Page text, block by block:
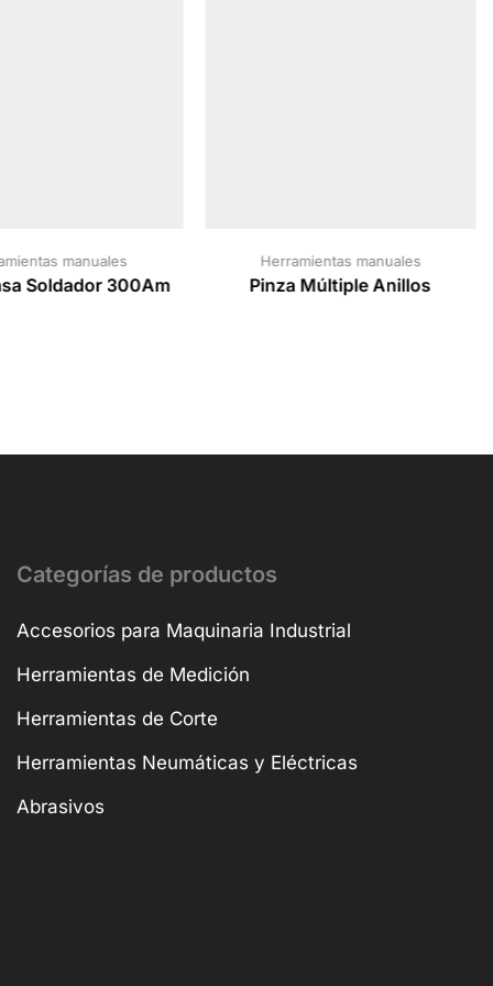
manuales
Soldador 300Am
Herramientas manuales
Pinza Múltiple Anillos
Categorías de productos
Accesorios para Maquinaria Industrial
Herramientas de Medición
Herramientas de Corte
Herramientas Neumáticas y Eléctricas
Abrasivos